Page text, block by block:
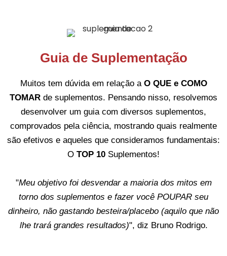
Guia de Suplementação
Muitos tem dúvida em relação a O QUE e COMO
TOMAR de suplementos. Pensando nisso, resolvemos
desenvolver um guia com diversos suplementos,
comprovados pela ciência, mostrando quais realmente
são efetivos e aqueles que consideramos fundamentais:
O TOP 10 Suplementos!
"Meu objetivo foi desvendar a maioria dos mitos em
torno dos suplementos e fazer você POUPAR seu
dinheiro, não gastando besteira/placebo (aquilo que não
lhe trará grandes resultados)", diz Bruno Rodrigo.